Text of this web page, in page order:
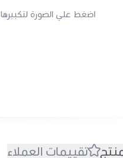
اضغط علي الصورة لتكبيرها
تقييمات العملاء